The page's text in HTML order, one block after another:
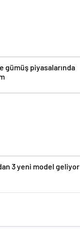
gümüş piyasalarında
3 yeni model geliyor